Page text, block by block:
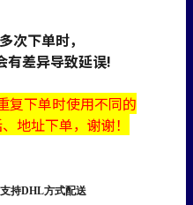
次下单时，
有差异导致延误!
复下单时使用不同的
地址下单，谢谢！
持DHL方式配送